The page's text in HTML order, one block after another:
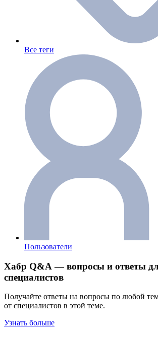
Все теги
Пользователи
Хабр Q&A — вопросы и ответы
специалистов
Получайте ответы на вопросы по любой
от специалистов в этой теме.
Узнать больше